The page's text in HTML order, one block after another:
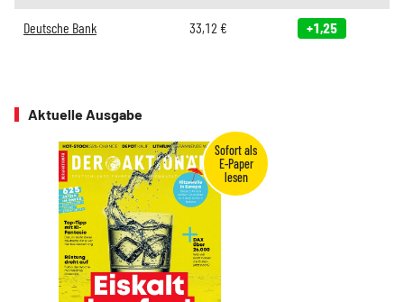
Deutsche Bank 33,12 € +1,25
Aktuelle Ausgabe